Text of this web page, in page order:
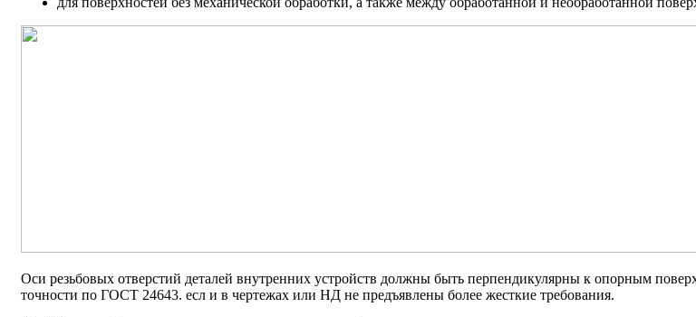
Оси резьбовых отверстий деталей внутренних устройств должны быть перпендикулярны к опорным
точности по ГОСТ 24643. есл и в чертежах или НД не предъявлены более жесткие требования.